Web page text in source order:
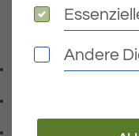
07541 9708-0
Telefonnummer: 0 7 5
info@eriskirch.de
Essenzielle
Andere Dienste
Andere